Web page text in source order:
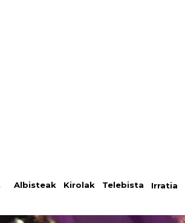
Albisteak Kirolak Telebista Irratia